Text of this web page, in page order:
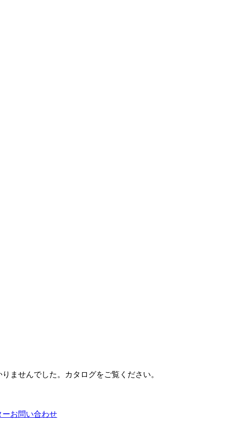
ませんでした。カタログをご覧ください。
ーお問い合わせ